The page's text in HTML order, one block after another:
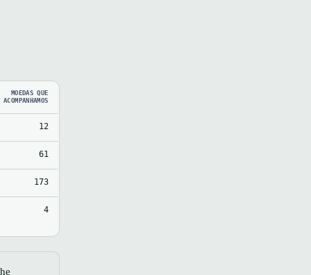
MOEDAS QUE
ACOMPANHAMOS
12
61
173
4